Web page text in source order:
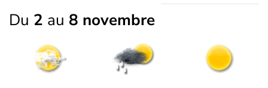
Du 2 au 8 novembre